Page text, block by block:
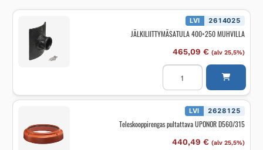
LVI 2614025
JÄLKILIITTYMÄSATULA 400×250 MUHVILLA
465,09 € (alv 25,5%)
JÄLKILIITTYMÄSATULA
400x250
MUHVILLA
määrä
LVI 2628125
Teleskooppirengas pultattava UPONOR D560/315
440,49 € (alv 25,5%)